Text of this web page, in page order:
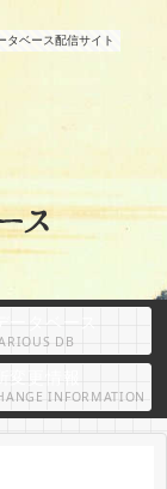
タベース配信サイト
DB
INFORMATION